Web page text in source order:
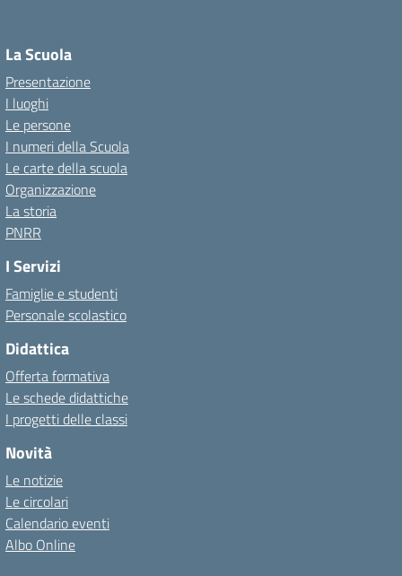
La Scuola
Presentazione
I luoghi
Le persone
I numeri della Scuola
Le carte della scuola
Organizzazione
La storia
PNRR
I Servizi
Famiglie e studenti
Personale scolastico
Didattica
Offerta formativa
Le schede didattiche
I progetti delle classi
Novità
Le notizie
Le circolari
Calendario eventi
Albo Online